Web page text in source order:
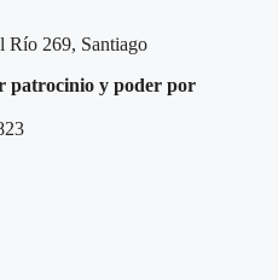
Río 269, Santiago
patrocinio y poder por